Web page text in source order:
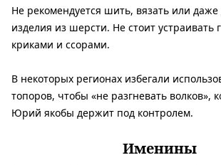
Не рекомендуется шить, вязать или даже
изделия из шерсти. Не стоит устраивать
криками и ссорами.
В некоторых регионах избегали
топоров, чтобы «не разгневать волков»,
Юрий якобы держит под контролем.
Именины